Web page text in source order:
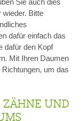
Sie auch dies
Bitte
dafür einfach das
dafür den Kopf
Mit Ihren Daumen
um das
UND